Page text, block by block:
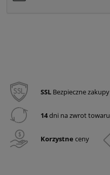
SSL Bezpieczne zakupy
14dni na zwrot towaru
Korzystne ceny